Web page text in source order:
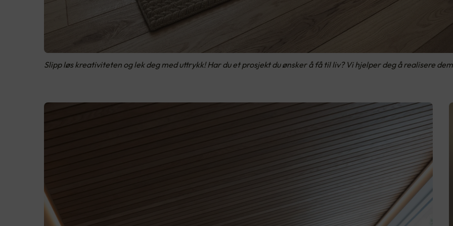
Slipp løs kreativiteten og lek deg med uttrykk! Har du et prosjekt du ønsker å få til liv? Vi hjelper deg å realisere